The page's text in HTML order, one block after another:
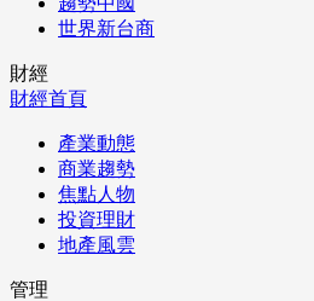
世界新台商
財經
財經首頁
產業動態
商業趨勢
焦點人物
投資理財
地產風雲
管理